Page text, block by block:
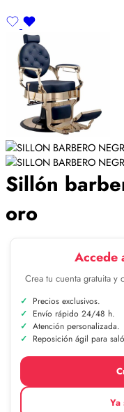
Sillón
oro
Accede
Crea tu cuenta gratuita y
Precios exclusivos.
Envío rápido 24/48 h.
Atención personalizada.
Reposición ágil para
Ya